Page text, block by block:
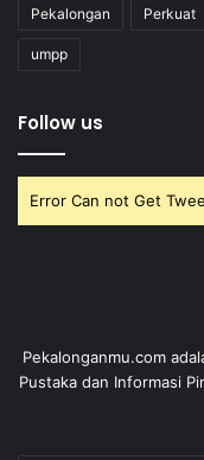
Pekalongan Perkuat
umpp
Follow us
Error Can not Get
Pekalonganmu.com
Pustaka dan Informasi